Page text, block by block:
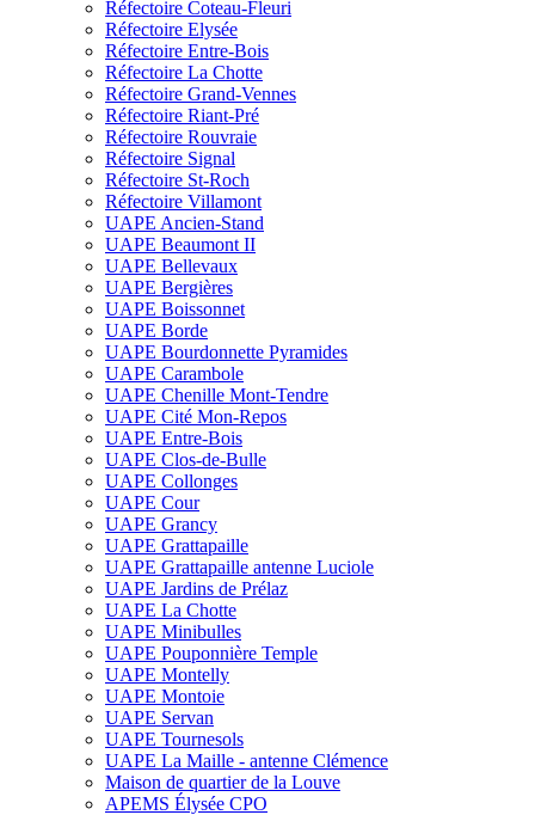
Réfectoire Coteau-Fleuri
Réfectoire Elysée
Réfectoire Entre-Bois
Réfectoire La Chotte
Réfectoire Grand-Vennes
Réfectoire Riant-Pré
Réfectoire Rouvraie
Réfectoire Signal
Réfectoire St-Roch
Réfectoire Villamont
UAPE Ancien-Stand
UAPE Beaumont II
UAPE Bellevaux
UAPE Bergières
UAPE Boissonnet
UAPE Borde
UAPE Bourdonnette Pyramides
UAPE Carambole
UAPE Chenille Mont-Tendre
UAPE Cité Mon-Repos
UAPE Entre-Bois
UAPE Clos-de-Bulle
UAPE Collonges
UAPE Cour
UAPE Grancy
UAPE Grattapaille
UAPE Grattapaille antenne Luciole
UAPE Jardins de Prélaz
UAPE La Chotte
UAPE Minibulles
UAPE Pouponnière Temple
UAPE Montelly
UAPE Montoie
UAPE Servan
UAPE Tournesols
UAPE La Maille - antenne Clémence
Maison de quartier de la Louve
APEMS Élysée CPO